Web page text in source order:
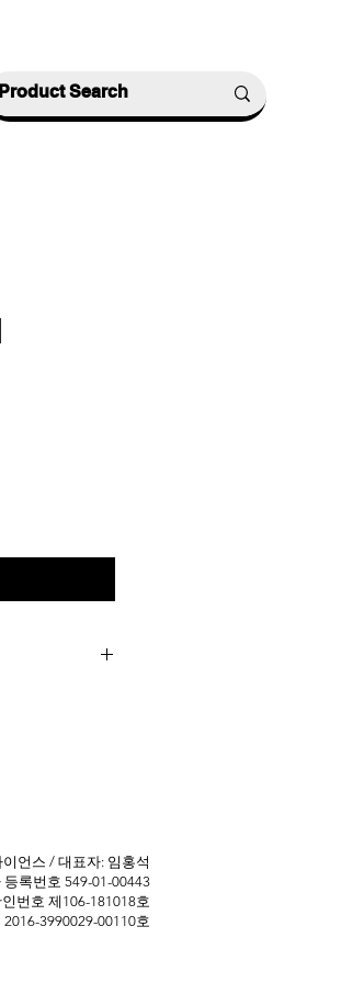
정보가 필요하
이언스 / 대표자: 임홍석
등록번호 549-01-00443
번호 제106-181018호
3990029-00110호